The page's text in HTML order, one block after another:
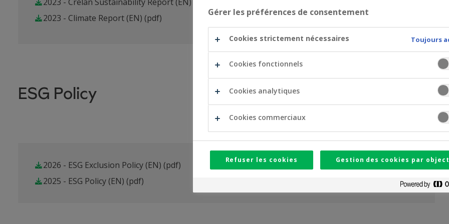
2023 - Climate Report (EN) (pdf)
2021 - Crelan Sustainability Report (EN)
ESG Policy
2026 - ESG Exclusion Policy (EN) (pdf)
2025 - ESG Policy (EN) (pdf)
2025 – Responsible Marketing Policy (EN)(pdf)
Gérer les préférences de consentement
Cookies strictement nécessaires Toujours
Cookies fonctionnels
Cookies analytiques
Cookies commerciaux
Refuser les cookies Gestion des cookies par